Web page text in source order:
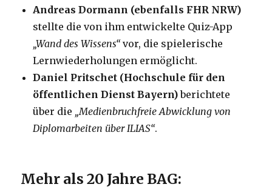
Andreas Dormann (ebenfalls FHR NRW)
stellte die von ihm entwickelte Quiz-App
„Wand des Wissens“vor, die spielerische
Lernwiederholungen ermöglicht.
Daniel Pritschet (Hochschule für den
öffentlichen Dienst Bayern)berichtete
über die „Medienbruchfreie Abwicklung von
Diplomarbeiten über ILIAS“.
Mehr als 20 Jahre BAG: